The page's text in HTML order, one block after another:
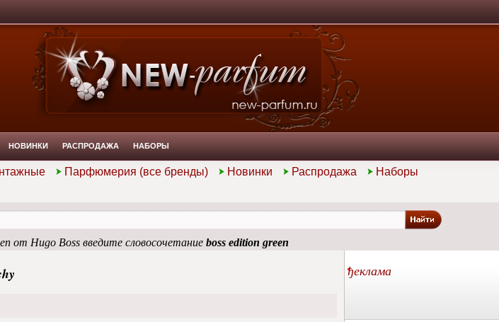
ђеклама
НОВИНКИ РАСПРОДАЖА НАБОРЫ
Парфюмерия (все бренды) Новинки Распродажа Наборы
от Hugo Boss введите словосочетание boss edition green